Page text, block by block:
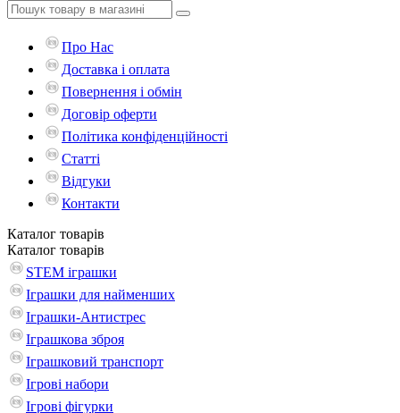
Про Нас
Доставка і оплата
Повернення і обмін
Договір оферти
Політика конфіденційності
Статті
Відгуки
Контакти
Каталог товарів
Каталог товарів
STEM іграшки
Іграшки для найменших
Іграшки-Антистрес
Іграшкова зброя
Іграшковий транспорт
Ігрові набори
Ігрові фігурки